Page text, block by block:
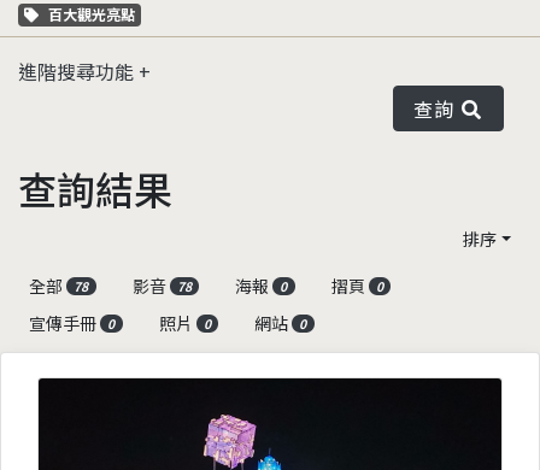
關鍵字標籤
百大觀光亮點
進階搜尋功能
查詢
查詢結果
排序
全部
78 影音 78 海報 0 摺頁 0
宣傳手冊 0 照片 0 網站 0